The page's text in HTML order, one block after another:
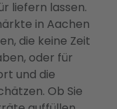
liefern lassen.
in Aachen
die keine Zeit
oder für
und die
Ob Sie